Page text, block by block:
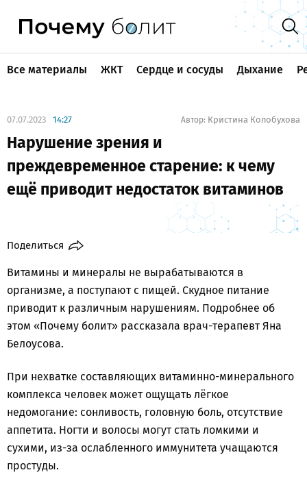
Все материалы ЖКТ Сердце и сосуды Дыхание
07.07.2023 14:27 Автор: Кристина Колобухова
Нарушение зрения и
преждевременное старение: к чему
ещё приводит недостаток витаминов
Поделиться
Витамины и минералы не вырабатываются в
организме, а поступают с пищей. Скудное питание
приводит к различным нарушениям. Подробнее об
этом «Почему болит» рассказала врач-терапевт Яна
Белоусова.
При нехватке составляющих витаминно-минерального
комплекса человек может ощущать лёгкое
недомогание: сонливость, головную боль, отсутствие
аппетита. Ногти и волосы могут стать ломкими и
сухими, из-за ослабленного иммунитета учащаются
простуды.